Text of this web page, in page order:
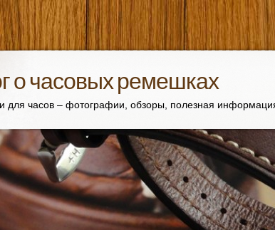
о часовых ремешках
для часов – фотографии, обзоры, полезная